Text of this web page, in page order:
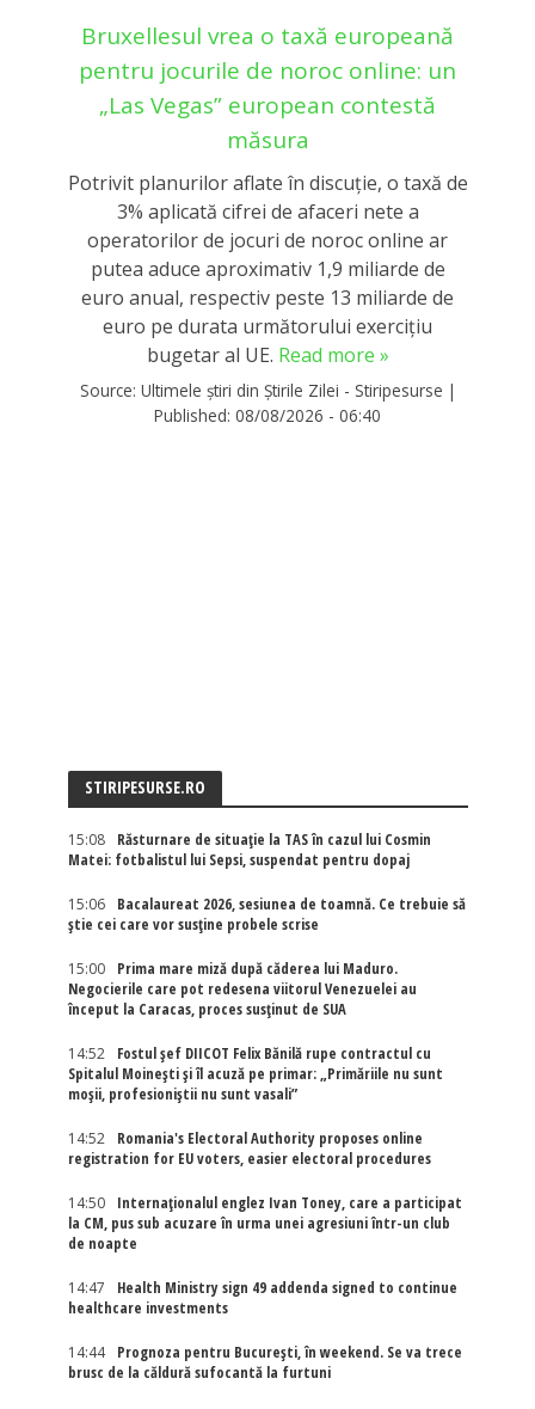
Bruxellesul vrea o taxă europeană
pentru jocurile de noroc online: un
„Las Vegas” european contestă
măsura
Potrivit planurilor aflate în discuție, o taxă de
3% aplicată cifrei de afaceri nete a
operatorilor de jocuri de noroc online ar
putea aduce aproximativ 1,9 miliarde de
euro anual, respectiv peste 13 miliarde de
euro pe durata următorului exercițiu
bugetar al UE. Read more »
Source: Ultimele știri din Știrile Zilei - Stiripesurse |
Published: 08/08/2026 - 06:40
STIRIPESURSE.RO
15:08
Răsturnare de situație la TAS în cazul lui Cosmin
Matei: fotbalistul lui Sepsi, suspendat pentru dopaj
15:06
Bacalaureat 2026, sesiunea de toamnă. Ce trebuie să
știe cei care vor susține probele scrise
15:00
Prima mare miză după căderea lui Maduro.
Negocierile care pot redesena viitorul Venezuelei au
început la Caracas, proces susținut de SUA
14:52
Fostul șef DIICOT Felix Bănilă rupe contractul cu
Spitalul Moinești și îl acuză pe primar: „Primăriile nu sunt
moșii, profesioniștii nu sunt vasali”
14:52
Romania's Electoral Authority proposes online
registration for EU voters, easier electoral procedures
14:50
Internaţionalul englez Ivan Toney, care a participat
la CM, pus sub acuzare în urma unei agresiuni într-un club
de noapte
14:47
Health Ministry sign 49 addenda signed to continue
healthcare investments
14:44
Prognoza pentru București, în weekend. Se va trece
brusc de la căldură sufocantă la furtuni